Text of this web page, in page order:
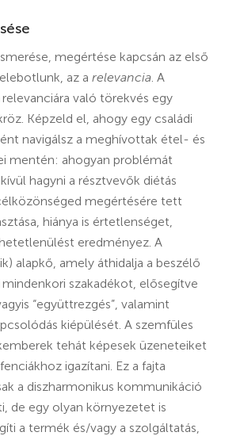
megértése kapcsán az első
az a relevancia. A
való törekvés egy
Képzeld el, ahogy egy családi
navigálsz a meghívottak étel- és
mentén: ahogyan problémát
hagyni a résztvevők diétás
megértésére tett
hiánya is értetlenséget,
eredményez. A
alapkő, amely áthidalja a beszélő
szakadékot, elősegítve
“együttrezgés”, valamint
kiépülését. A szemfüles
tehát képesek üzeneteiket
igazítani. Ez a fajta
a diszharmonikus kommunikáció
de egy olyan környezetet is
a termék és/vagy a szolgáltatás,